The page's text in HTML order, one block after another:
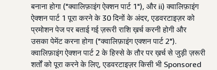
बनाना होगा ("क्वालिफ़ाइंग ऐक्शन पार्ट 1"), और ii) क्वालिफ़ाइंग
ऐक्शन पार्ट 1 पूरा करने के 30 दिनों के अंदर, एडवरटाइज़र को
प्रमोशन पेज पर बताई गई ज़रूरी राशि ख़र्च करनी होगी और
उसका पेमेंट करना होगा ("क्वालिफ़ाइंग एक्शन पार्ट 2").
क्वालिफ़ाइंग ऐक्शन पार्ट 2 के हिस्से के तौर पर ख़र्च से जुड़ी ज़रूरी
शर्तों को पूरा करने के लिए, एडवरटाइज़र किसी भी Sponsored